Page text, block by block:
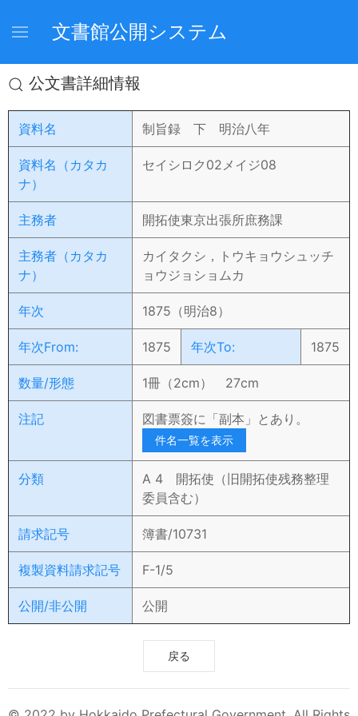
文書館公開システム
公文書詳細情報
資料名 制旨録 下 明治八年
資料名（カタカ
ナ）
セイシロク02メイジ08
主務者 開拓使東京出張所庶務課
主務者（カタカ
ナ）
カイタクシ，トウキョウシュッチ
ョウジョショムカ
年次 1875（明治8）
年次From: 1875 年次To: 1875
数量/形態 1冊（2cm） 27cm
注記 図書票簽に「副本」とあり。
件名一覧を表示
分類
A 4 開拓使（旧開拓使残務整理
委員含む）
請求記号 簿書/10731
複製資料請求記号 F-1/5
公開/非公開 公開
戻る